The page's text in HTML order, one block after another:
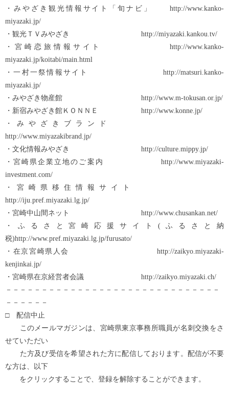
・みやざき観光情報サイト「旬ナビ」 http://www.kanko-
miyazaki.jp/
・観光ＴＶみやざき http://miyazaki.kankou.tv/
・宮崎恋旅情報サイト http://www.kanko-
miyazaki.jp/koitabi/main.html
・一村一祭情報サイト http://matsuri.kanko-
miyazaki.jp/
・みやざき物産館 http://www.m-tokusan.or.jp/
・新宿みやざき館ＫＯＮＮＥ http://www.konne.jp/
・みやざきブランド
http://www.miyazakibrand.jp/
・文化情報みやざき http://culture.mippy.jp/
・宮崎県企業立地のご案内 http://www.miyazaki-
investment.com/
・宮崎県移住情報サイト
http://iju.pref.miyazaki.lg.jp/
・宮崎中山間ネット http://www.chusankan.net/
・ふるさと宮崎応援サイト(ふるさと納
税)http://www.pref.miyazaki.lg.jp/furusato/
・在京宮崎県人会 http://zaikyo.miyazaki-
kenjinkai.jp/
・宮崎県在京経営者会議 http://zaikyo.miyazaki.ch/
－－－－－－－－－－－－－－－－－－－－－－－－－－－－－－
－－－－－－
□ 配信中止
このメールマガジンは、宮崎県東京事務所職員が名刺交換をさ
せていただい
た方及び受信を希望された方に配信しております。配信が不要
な方は、以下
をクリックすることで、登録を解除することができます。